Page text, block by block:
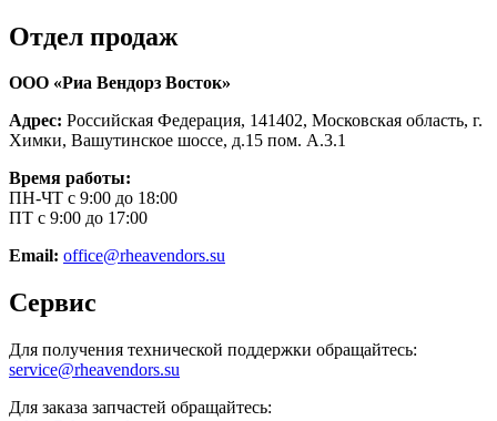
Отдел продаж
ООО «Риа Вендорз Восток»
Адрес: Российская Федерация, 141402, Московская область, г.
Химки, Вашутинское шоссе, д.15 пом. А.3.1
Время работы:
ПН-ЧТ с 9:00 до 18:00
ПТ с 9:00 до 17:00
Email: office@rheavendors.su
Сервис
Для получения технической поддержки обращайтесь:
service@rheavendors.su
Для заказа запчастей обращайтесь: